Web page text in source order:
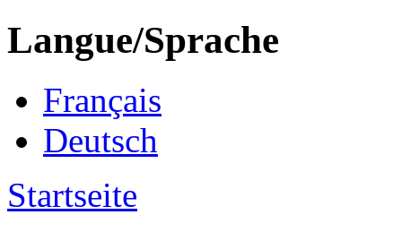
Langue/Sprache
Français
Deutsch
Startseite